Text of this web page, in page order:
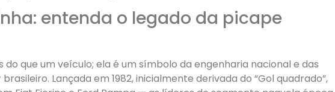
entenda o legado da picape
do que um veículo; ela é um símbolo da engenharia nacional e das
Lançada em 1982, inicialmente derivada do “Gol quadrado”,